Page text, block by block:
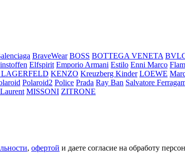
BraveWear BOSS BOTTEGA VENETA
Elfspirit Emporio Armani Estilo Enni Marco
KENZO Kreuzberg Kinder LOEWE
Polaroid2 Police Prada Ray Ban Salvatore
MISSONI ZITRONE
, офертой и даете согласие на обработу